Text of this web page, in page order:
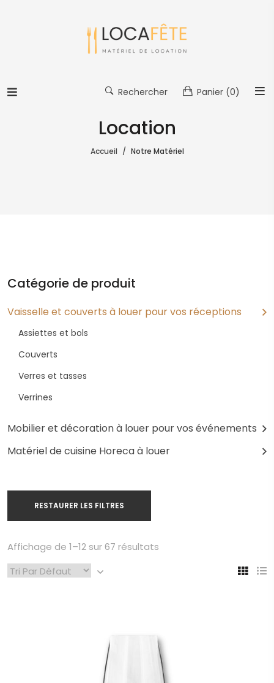
Rechercher Panier (0)
Location
Accueil Notre Matériel
Catégorie de produit
Vaisselle et couverts à louer pour vos réceptions
Assiettes et bols
Couverts
Verres et tasses
Verrines
Mobilier et décoration à louer pour vos événements
Matériel de cuisine Horeca à louer
RESTAURER LES FILTRES
Affichage de 1–12 sur 67 résultats